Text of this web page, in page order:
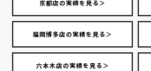
京都店の実績を見る＞
福岡博多店の実績を見る＞
六本木店の実績を見る＞